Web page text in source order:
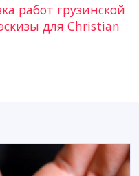
работ грузинской
для Christian